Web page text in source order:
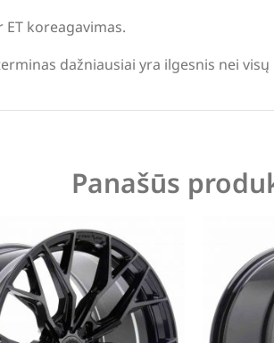
ET koreagavimas.
dažniausiai yra ilgesnis nei
Panašūs